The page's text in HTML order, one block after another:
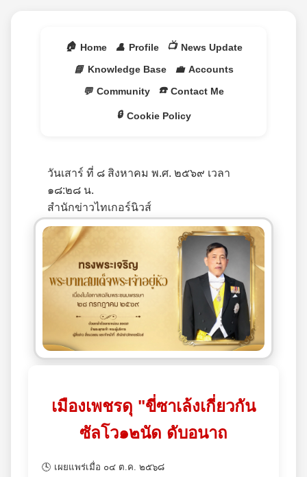
🏠 Home 👤 Profile 📺 News Update
📘 Knowledge Base 💼 Accounts
💬 Community ☎️ Contact Me
🔒 Cookie Policy
วันเสาร์ ที่ ๘ สิงหาคม พ.ศ. ๒๕๖๙ เวลา
๑๘:๒๘ น.
สำนักข่าวไทเกอร์นิวส์
เมืองเพชรดุ "ขี่ซาเล้งเกี่ยวกัน
ซัลโว๑๒นัด ดับอนาถ
🕓 เผยแพร่เมื่อ ๐๔ ต.ค. ๒๕๖๘